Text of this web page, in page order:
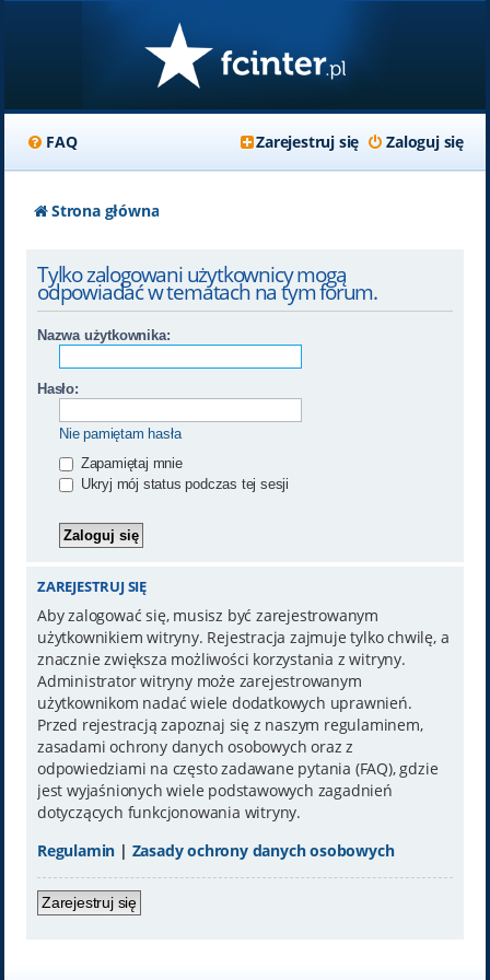
FAQ Zaloguj się
Zarejestruj się
Strona główna
Tylko zalogowani użytkownicy mogą
odpowiadać w tematach na tym forum.
Nazwa użytkownika:
Hasło:
Nie pamiętam hasła
Zapamiętaj mnie
Ukryj mój status podczas tej sesji
ZAREJESTRUJ SIĘ
Aby zalogować się, musisz być zarejestrowanym
użytkownikiem witryny. Rejestracja zajmuje tylko chwilę, a
znacznie zwiększa możliwości korzystania z witryny.
Administrator witryny może zarejestrowanym
użytkownikom nadać wiele dodatkowych uprawnień.
Przed rejestracją zapoznaj się z naszym regulaminem,
zasadami ochrony danych osobowych oraz z
odpowiedziami na często zadawane pytania (FAQ), gdzie
jest wyjaśnionych wiele podstawowych zagadnień
dotyczących funkcjonowania witryny.
Regulamin | Zasady ochrony danych osobowych
Zarejestruj się